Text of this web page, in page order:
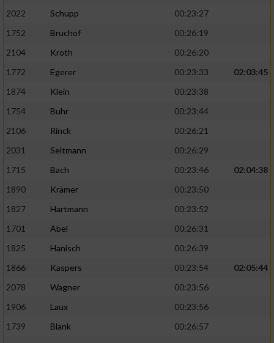
2022
Schupp
00:23:27
1752
Bruchof
00:26:19
2104
Kroth
00:26:20
1772
Egerer 00:23:33
02:03:45
1874
Klein
00:23:38
1754
Buhr
00:23:44
2106
Rinck
00:26:21
2031
Seltmann
00:26:29
1715
Bach 00:23:46
02:04:38
1890
Krämer
00:23:50
1827
Hartmann
00:23:52
1701
Abel
00:26:31
1825
Hanisch
00:26:39
1866
Kaspers 00:23:54
02:05:44
2078
Wagner
00:23:56
1906
Laux
00:23:56
1739
Blank
00:26:57